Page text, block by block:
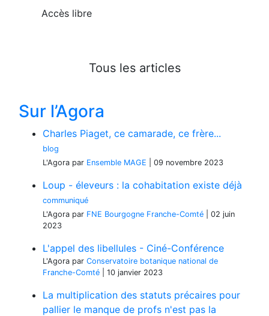
Accès libre
Tous les articles
Sur l’Agora
Charles Piaget, ce camarade, ce frère...
blog
L'Agora par Ensemble MAGE 09 novembre 2023
Loup - éleveurs : la cohabitation existe déjà
communiqué
L'Agora par FNE Bourgogne Franche-Comté
02 juin
2023
L'appel des libellules - Ciné-Conférence
L'Agora par Conservatoire botanique national de
Franche-Comté
10 janvier 2023
La multiplication des statuts précaires pour
pallier le manque de profs n'est pas la